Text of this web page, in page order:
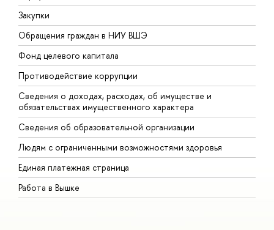
Закупки
Обращения граждан в НИУ ВШЭ
Фонд целевого капитала
Противодействие коррупции
Сведения о доходах, расходах, об имуществе и
обязательствах имущественного характера
Сведения об образовательной организации
Людям с ограниченными возможностями здоровья
Единая платежная страница
Работа в Вышке